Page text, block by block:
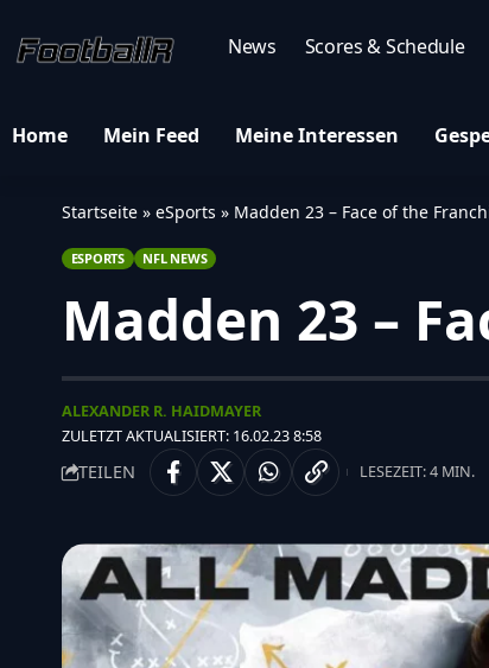
News Scores & Schedule
Home Mein Feed Meine Interessen
Startseite » eSports » Madden 23 – Face of the
ESPORTS NFL NEWS
Madden 23 –
ZULETZT AKTUALISIERT: 16.02.23 8:58
ALEXANDER R. HAIDMAYER
TEILEN LESEZEIT: 4 MIN.